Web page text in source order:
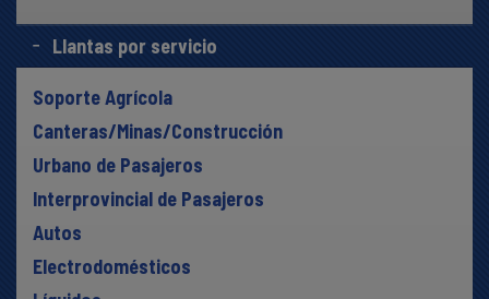
Llantas por servicio
Soporte Agrícola
Canteras/Minas/Construcción
Urbano de Pasajeros
Interprovincial de Pasajeros
Autos
Electrodomésticos